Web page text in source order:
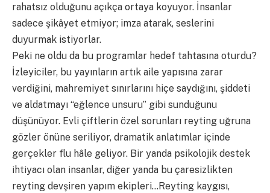
rahatsız olduğunu açıkça ortaya koyuyor. İnsanlar
sadece şikâyet etmiyor; imza atarak, seslerini
duyurmak istiyorlar.
Peki ne oldu da bu programlar hedef tahtasına oturdu?
İzleyiciler, bu yayınların artık aile yapısına zarar
verdiğini, mahremiyet sınırlarını hiçe saydığını, şiddeti
ve aldatmayı “eğlence unsuru” gibi sunduğunu
düşünüyor. Evli çiftlerin özel sorunları reyting uğruna
gözler önüne seriliyor, dramatik anlatımlar içinde
gerçekler flu hâle geliyor. Bir yanda psikolojik destek
ihtiyacı olan insanlar, diğer yanda bu çaresizlikten
reyting devşiren yapım ekipleri…Reyting kaygısı,